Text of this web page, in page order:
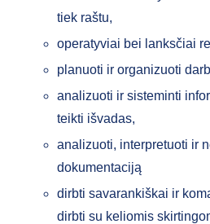
tiek raštu,
operatyviai bei lanksčiai
planuoti ir organizuoti
analizuoti ir sisteminti
teikti išvadas,
analizuoti, interpretuoti ir
dokumentaciją
dirbti savarankiškai ir
dirbti su keliomis